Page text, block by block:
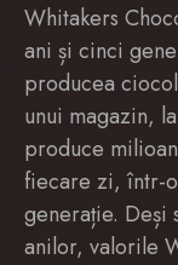
Whitakers
ani și cinci
producea
unui magazin,
produce
fiecare zi, într-
generație. Deși
anilor, valorile